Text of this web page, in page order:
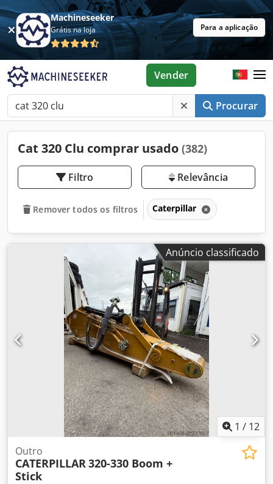
Machineseeker
Grátis na loja Para a aplicação
Procurar
Vender
Cat 320 Clu comprar usado (382)
Filtro Relevância
Remover todos os filtros Caterpillar
Anúncio classificado
1 / 12
Outro
CATERPILLAR320-330 Boom +
Stick